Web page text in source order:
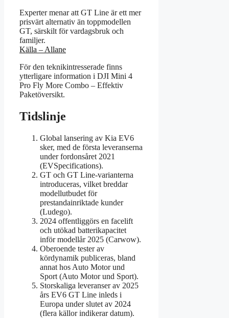
Experter menar att GT Line är ett mer
prisvärt alternativ än toppmodellen
GT, särskilt för vardagsbruk och
familjer.
Källa – Allane
För den teknikintresserade finns
ytterligare information i DJI Mini 4
Pro Fly More Combo – Effektiv
Paketöversikt.
Tidslinje
Global lansering av Kia EV6
sker, med de första leveranserna
under fordonsåret 2021
(EVSpecifications).
GT och GT Line-varianterna
introduceras, vilket breddar
modellutbudet för
prestandainriktade kunder
(Ludego).
2024 offentliggörs en facelift
och utökad batterikapacitet
inför modellår 2025 (Carwow).
Oberoende tester av
kördynamik publiceras, bland
annat hos Auto Motor und
Sport (Auto Motor und Sport).
Storskaliga leveranser av 2025
års EV6 GT Line inleds i
Europa under slutet av 2024
(flera källor indikerar datum).